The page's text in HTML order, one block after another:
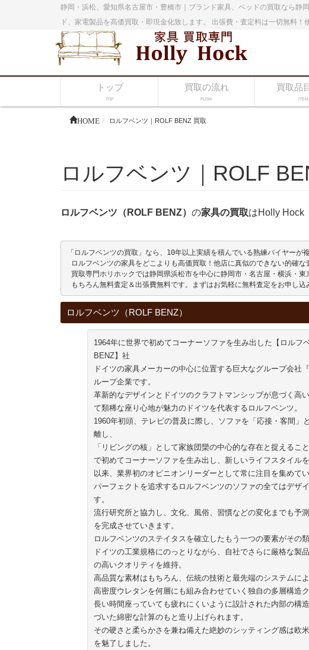
静岡・浜松、愛知県名古屋市・豊橋市｜ブランド家具、ベッドの買取なら
ド、家電製品を高価買取・即現金化致します。 出張費・査定料は一切無料
トップ
TOP
買取の流れ
FLOW
買取品
ITEM
HOME ロルフベンツ｜ROLF BENZ 買取
ロルフベンツ｜ROLF
ロルフベンツ（ROLF BENZ） の家具の買取はHolly Hock
「ロルフベンツの買取」なら、10年以上実績を積んでいる熟練バイヤー
ロルフベンツの家具をどこよりも高価買取！他店に真似のできない的確な
買取専門ホリホックでは静岡県浜松市を中心に静岡市・名古屋・横浜・
もちろん無料査定＆出張費無料です。まずはお気軽に無料査定をお申し込
ロルフベンツ（ROLF BENZ）
1964年に世界で初めてコーナーソファを生み出した【ロルフ
BENZ】社
ドイツの家具メーカーの中心に位置する巨大なグループ会社
ループ企業です。
革新的なデザインとドイツのクラフトマンシップが息づく高
て類稀な座り心地が魅力のドイツを代表するロルフベンツ。
1960年初頭、テレビの普及に際し、ソファを「応接・客間」
離し、
「リビングの核」として家族団欒の中心的な存在と捉えるこ
で初めてコーナーソファを生み出し、新しいライフスタイルを
以来、業界初のオピニオンリーダーとして常に注目を集めてい
パーフェクトを追求するロルフベンツのソファの全てはデザ
す。
流行研究所と協力し、文化、風俗、習慣などの変化までも予
を完成させていきます。
ロルフベンツのステイタスを確立したもう一つの要素がその類
ドイツの工業規格にのっとりながら、自社でさらに厳格な製
の高いクオリティを維持。
高品質な素材はもちろん、伝統の技術と最先端のシステムに
高密度ウレタンを何層にも組み合わせていく独自の多層構造ク
長い時間座っていても疲れにくいように設計された内部の構
づいた綿密な計算のもと造り上げられます。
その硬さと柔らかさを兼ね備えた絶妙のシッティング感は欧
を魅了しました。